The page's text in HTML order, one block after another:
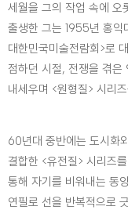
세월을 그의 작업 속에 오
출생한 그는 1955년 홍익
대한민국미술전람회>로
점하던 시절, 전쟁을 겪은
내세우며 <원형질> 시리
60년대 중반에는 도시화
결합한 <유전질> 시리즈
통해 자기를 비워내는 동
연필로 선을 반복적으로